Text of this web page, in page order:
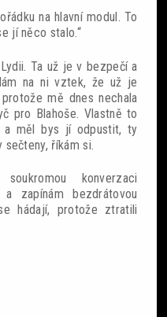
na hlavní modul. To
jí něco stalo.“
Ta už je v bezpečí a
na ni vztek, že už je
mě dnes nechala
pro Blahoše. Vlastně to
a měl bys jí odpustit, ty
říkám si.
konverzaci
zapínám bezdrátovou
hádají, protože ztratili